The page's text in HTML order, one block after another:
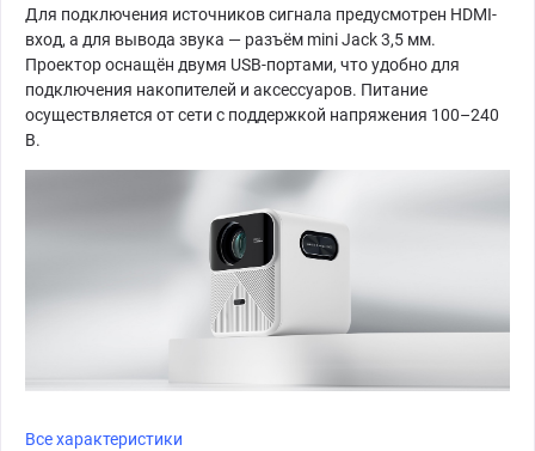
Для подключения источников сигнала предусмотрен HDMI-
вход, а для вывода звука — разъём mini Jack 3,5 мм.
Проектор оснащён двумя USB-портами, что удобно для
подключения накопителей и аксессуаров. Питание
осуществляется от сети с поддержкой напряжения 100–240
В.
Все характеристики